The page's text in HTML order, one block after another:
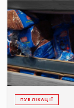
ПУБЛІКАЦІЇ